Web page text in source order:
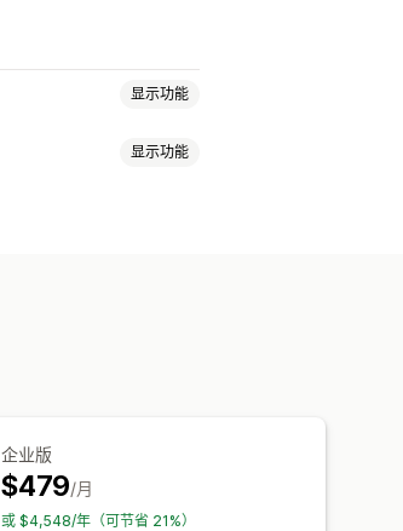
显示功能
显示功能
企业版
$479/月
或 $4,548/年（可节省 21%）